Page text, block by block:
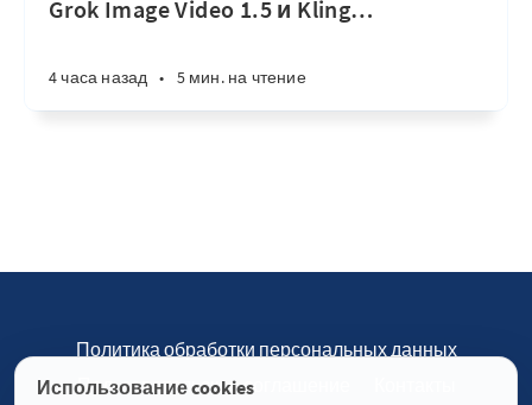
Grok Image Video 1.5 и Kling…
4 часа назад • 5 мин. на чтение
Использование cookies
Политика обработки персональных данных
Пользовательское соглашение